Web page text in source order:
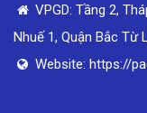
VPGD: Tầng 2,
Nhuế 1, Quận Bắc Từ
Website: https://